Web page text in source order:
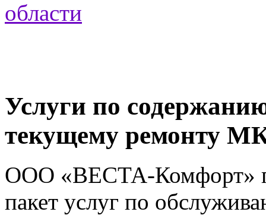
Услуги по
текущему ремонту
ООО «ВЕСТА-Комфорт»
пакет услуг по